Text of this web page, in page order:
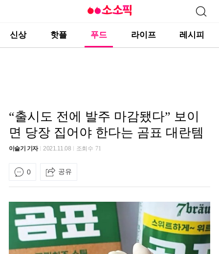
신상 핫플 푸드 라이프 레시피
“출시도 전에 발주 마감됐다” 보이
면 당장 집어야 한다는 곰표 대란템
이슬기 기자 2021.11.08 조회수 71
0 공유